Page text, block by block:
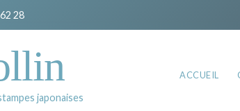
28
japonaises
ACCUEIL